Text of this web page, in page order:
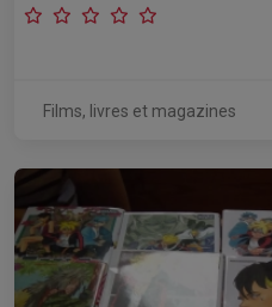
Films, livres et magazines